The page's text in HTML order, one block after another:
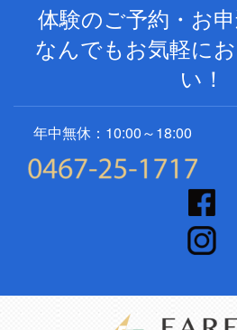
体験のご予約・お
なんでもお気軽に
い！
年中無休：10:00～18:00